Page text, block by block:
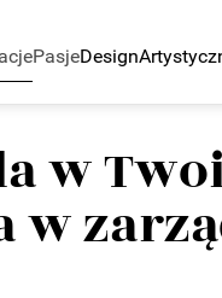
PasjeDesign
w
w